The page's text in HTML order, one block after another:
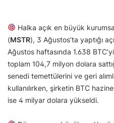
Halka açık en büyük
(MSTR), 3 Ağustos’ta yaptığı
Ağustos haftasında 1.638
toplam 104,7 milyon dolara
senedi temettülerini ve geri
kullanılırken, şirketin BTC
ise 4 milyar dolara yükseldi.